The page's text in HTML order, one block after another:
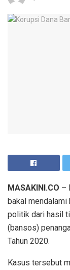
MASAKINI.CO –
bakal mendalami
politik dari hasil
(bansos)
Tahun 2020.
Kasus tersebut